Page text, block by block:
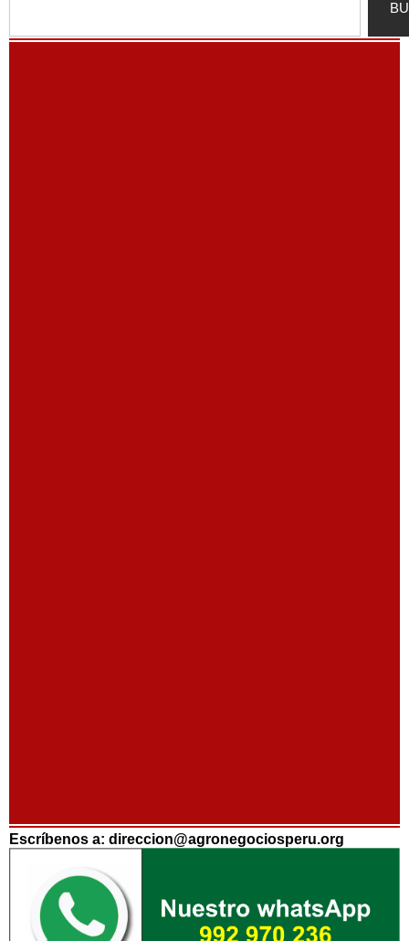
Escríbenos a: direccion@agronegociosperu.org